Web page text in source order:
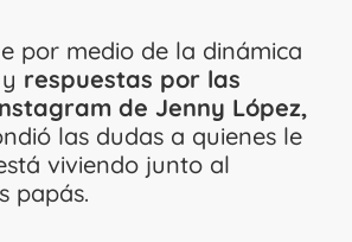
por medio de la dinámica
respuestas por las
de Jenny López,
las dudas a quienes le
viviendo junto al
papás.